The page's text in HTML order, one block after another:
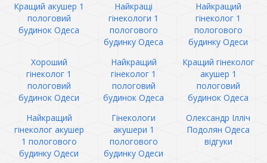
Кращий акушер 1
пологовий
будинок Одеса
Найкращі
гінекологи 1
пологового
будинку Одеса
Найкращий
гінеколог 1
пологового
будинку Одеси
Хороший
гінеколог 1
пологовий
будинок Одеси
Найкращий
гінеколог 1
пологовий
будинок Одеса
Кращий гінеколог
акушер 1
пологовий
будинок Одеса
Найкращий
гінеколог акушер
1 пологового
будинку Одеси
Гінекологи
акушери 1
пологового
будинку Одеси
Олександр Ілліч
Подолян Одеса
відгуки